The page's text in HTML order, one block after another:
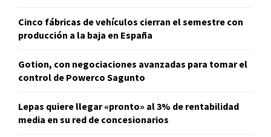
Cinco fábricas de vehículos cierran el semestre con
producción a la baja en España
Gotion, con negociaciones avanzadas para tomar el
control de Powerco Sagunto
Lepas quiere llegar «pronto» al 3% de rentabilidad
media en su red de concesionarios